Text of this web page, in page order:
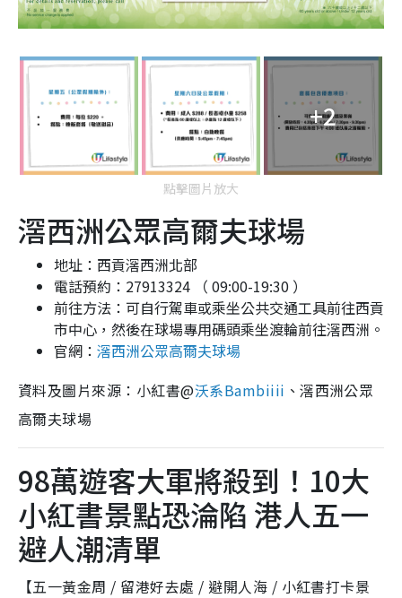
+2
點擊圖片放大
滘西洲公眾高爾夫球場
地址：西貢滘西洲北部
電話預約：27913324 （ 09:00-19:30 ）
前往方法：可自行駕車或乘坐公共交通工具前往西貢
市中心，然後在球場專用碼頭乘坐渡輪前往滘西洲。
官網： 滘西洲公眾高爾夫球場
資料及圖片來源：小紅書@沃系Bambiiii 、滘西洲公眾
高爾夫球場
98萬遊客大軍將殺到！10大
小紅書景點恐淪陷 港人五一
避人潮清單
【五一黃金周 / 留港好去處 / 避開人海 / 小紅書打卡景